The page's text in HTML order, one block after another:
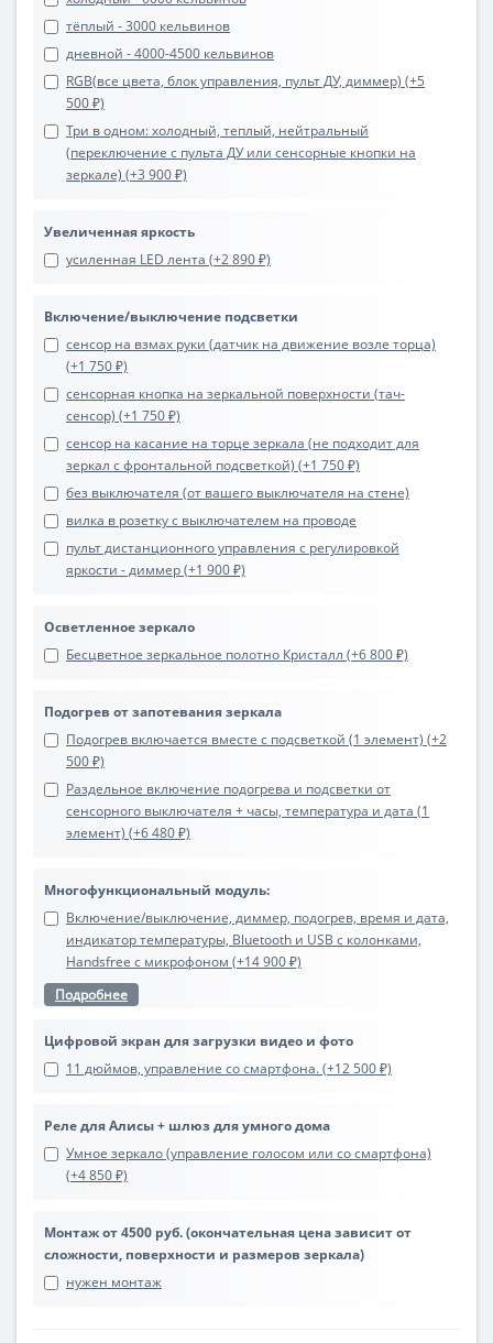
тёплый - 3000 кельвинов
дневной - 4000-4500 кельвинов
RGB(все цвета, блок управления, пульт ДУ, диммер) (+5
500 ₽)
Три в одном: холодный, теплый, нейтральный
(переключение с пульта ДУ или сенсорные кнопки на
зеркале) (+3 900 ₽)
Увеличенная яркость
усиленная LED лента (+2 890 ₽)
Включение/выключение подсветки
сенсор на взмах руки (датчик на движение возле торца)
(+1 750 ₽)
сенсорная кнопка на зеркальной поверхности (тач-
сенсор) (+1 750 ₽)
сенсор на касание на торце зеркала (не подходит для
зеркал с фронтальной подсветкой) (+1 750 ₽)
без выключателя (от вашего выключателя на стене)
вилка в розетку с выключателем на проводе
пульт дистанционного управления с регулировкой
яркости - диммер (+1 900 ₽)
Осветленное зеркало
Бесцветное зеркальное полотно Кристалл (+6 800 ₽)
Подогрев от запотевания зеркала
Подогрев включается вместе с подсветкой (1 элемент) (+2
500 ₽)
Раздельное включение подогрева и подсветки от
сенсорного выключателя + часы, температура и дата (1
элемент) (+6 480 ₽)
Многофункциональный модуль:
Включение/выключение, диммер, подогрев, время и дата,
индикатор температуры, Bluetooth и USB с колонками,
Handsfree с микрофоном (+14 900 ₽)
Подробнее
Цифровой экран для загрузки видео и фото
11 дюймов, управление со смартфона. (+12 500 ₽)
Реле для Алисы + шлюз для умного дома
Умное зеркало (управление голосом или со смартфона)
(+4 850 ₽)
Монтаж от 4500 руб. (окончательная цена зависит от
сложности, поверхности и размеров зеркала)
нужен монтаж